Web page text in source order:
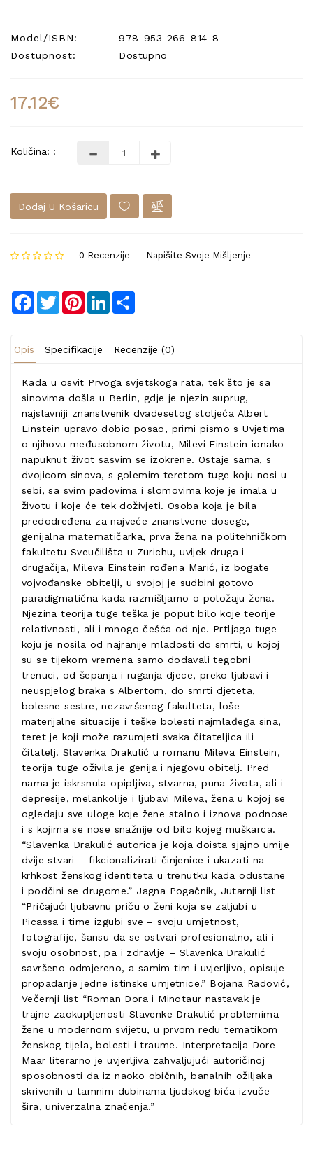
Model/ISBN:
978-953-266-814-8
Dostupnost:
Dostupno
17.12€
Količina: :
Dodaj U Košaricu
0 Recenzije Napišite Svoje Mišljenje
Facebook
TwitterPinterestLinkedIn
Opis Specifikacije Recenzije (0)
Kada u osvit Prvoga svjetskoga rata, tek što je sa
sinovima došla u Berlin, gdje je njezin suprug,
najslavniji znanstvenik dvadesetog stoljeća Albert
Einstein upravo dobio posao, primi pismo s Uvjetima
o njihovu međusobnom životu, Milevi Einstein ionako
napuknut život sasvim se izokrene. Ostaje sama, s
dvojicom sinova, s golemim teretom tuge koju nosi u
sebi, sa svim padovima i slomovima koje je imala u
životu i koje će tek doživjeti. Osoba koja je bila
predodređena za najveće znanstvene dosege,
genijalna matematičarka, prva žena na politehničkom
fakultetu Sveučilišta u Zürichu, uvijek druga i
drugačija, Mileva Einstein rođena Marić, iz bogate
vojvođanske obitelji, u svojoj je sudbini gotovo
paradigmatična kada razmišljamo o položaju žena.
Njezina teorija tuge teška je poput bilo koje teorije
relativnosti, ali i mnogo češća od nje. Prtljaga tuge
koju je nosila od najranije mladosti do smrti, u kojoj
su se tijekom vremena samo dodavali tegobni
trenuci, od šepanja i ruganja djece, preko ljubavi i
neuspjelog braka s Albertom, do smrti djeteta,
bolesne sestre, nezavršenog fakulteta, loše
materijalne situacije i teške bolesti najmlađega sina,
teret je koji može razumjeti svaka čitateljica ili
čitatelj. Slavenka Drakulić u romanu Mileva Einstein,
teorija tuge oživila je genija i njegovu obitelj. Pred
nama je iskrsnula opipljiva, stvarna, puna života, ali i
depresije, melankolije i ljubavi Mileva, žena u kojoj se
ogledaju sve uloge koje žene stalno i iznova podnose
i s kojima se nose snažnije od bilo kojeg muškarca.
“Slavenka Drakulić autorica je koja doista sjajno umije
dvije stvari – fikcionalizirati činjenice i ukazati na
krhkost ženskog identiteta u trenutku kada odustane
i podčini se drugome.” Jagna Pogačnik, Jutarnji list
“Pričajući ljubavnu priču o ženi koja se zaljubi u
Picassa i time izgubi sve – svoju umjetnost,
fotografije, šansu da se ostvari profesionalno, ali i
svoju osobnost, pa i zdravlje – Slavenka Drakulić
savršeno odmjereno, a samim tim i uvjerljivo, opisuje
propadanje jedne istinske umjetnice.” Bojana Radović,
Večernji list “Roman Dora i Minotaur nastavak je
trajne zaokupljenosti Slavenke Drakulić problemima
žene u modernom svijetu, u prvom redu tematikom
ženskog tijela, bolesti i traume. Interpretacija Dore
Maar literarno je uvjerljiva zahvaljujući autoričinoj
sposobnosti da iz naoko običnih, banalnih ožiljaka
skrivenih u tamnim dubinama ljudskog bića izvuče
šira, univerzalna značenja.”